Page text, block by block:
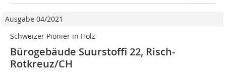
Ausgabe 04/2021
Schweizer Pionier in Holz
Bürogebäude Suurstoffi 22, Risch-
Rotkreuz/CH